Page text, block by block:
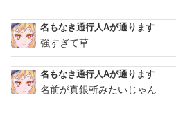
名もなき通行人Aが通ります
強すぎて草
名もなき通行人Aが通ります
名前が真銀斬みたいじゃん